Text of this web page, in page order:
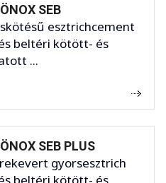
SEB
esztrichcement
beltéri kötött- és
...
SEB PLUS
gyorsesztrich